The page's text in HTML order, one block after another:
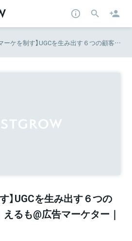
【SNSマーケを制す】UGCを生み出す６つの顧客心理とは？｜えるも@広告マーケター｜note
】UGCを生み出す６つの
るも@広告マーケター｜